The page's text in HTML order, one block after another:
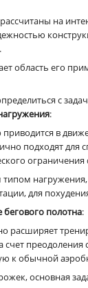
на
область его
с
:
в
подходят для
ограничения
для
полотна:
расширяет
к обычной
основная